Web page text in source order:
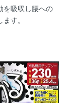
を吸収し腰への
す。